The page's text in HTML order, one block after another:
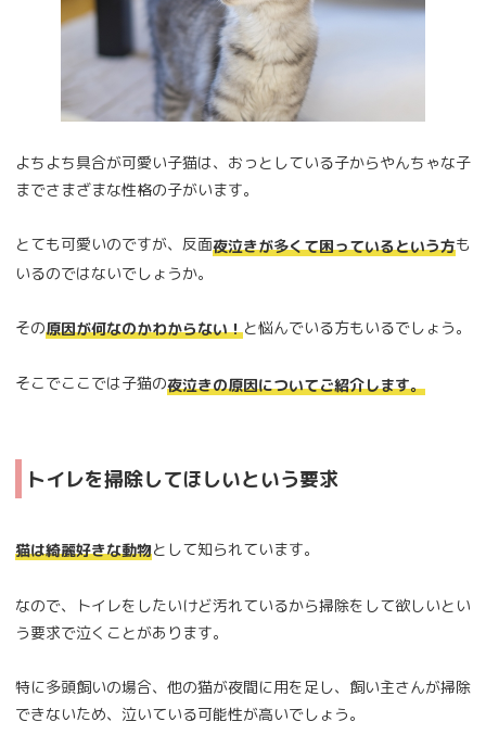
よちよち具合が可愛い子猫は、おっとしている子からやんちゃな子
までさまざまな性格の子がいます。
とても可愛いのですが、反面夜泣きが多くて困っているという方も
いるのではないでしょうか。
その原因が何なのかわからない！と悩んでいる方もいるでしょう。
そこでここでは子猫の夜泣きの原因についてご紹介します。
トイレを掃除してほしいという要求
猫は綺麗好きな動物として知られています。
なので、トイレをしたいけど汚れているから掃除をして欲しいとい
う要求で泣くことがあります。
特に多頭飼いの場合、他の猫が夜間に用を足し、飼い主さんが掃除
できないため、泣いている可能性が高いでしょう。